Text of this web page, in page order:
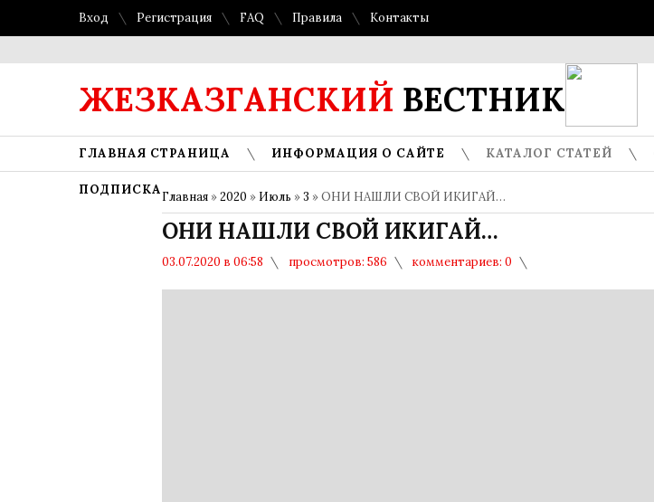
Вход Регистрация FAQ Правила Контакты
ЖЕЗКАЗГАНСКИЙ ВЕСТНИК
ГЛАВНАЯ СТРАНИЦА ИНФОРМАЦИЯ О САЙТЕ КАТАЛОГ СТАТЕЙ
ПОДПИСКАГлавная »2020 » Июль »3 » ОНИ НАШЛИ СВОЙ ИКИГАЙ…
ОНИ НАШЛИ СВОЙ ИКИГАЙ…
03.07.2020 в 06:58 просмотров: 586 комментариев: 0